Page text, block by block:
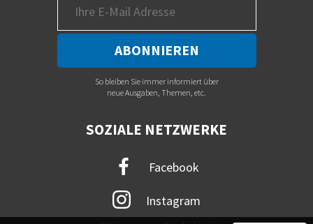
So bleiben Sie immer informiert über
neue Ausgaben, Themen, etc.
SOZIALE NETZWERKE
Facebook
Instagram